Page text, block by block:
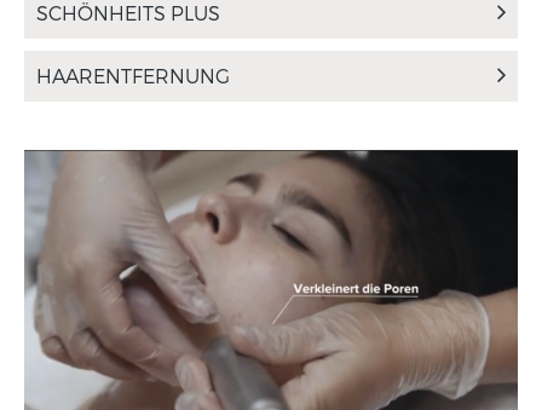
SCHÖNHEITS PLUS
HAARENTFERNUNG